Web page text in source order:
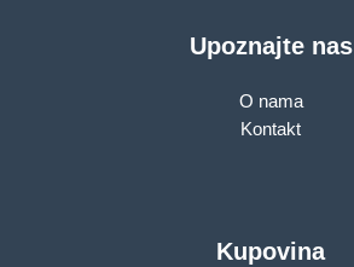
Upoznajte nas
O nama
Kontakt
Kupovina